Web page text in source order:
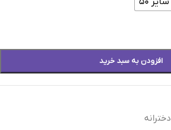
افزودن به سبد خرید
دخترانه